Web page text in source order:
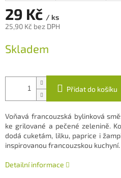
29 Kč / ks
25,90 Kč bez DPH
cena:
Skladem
Přidat do košíku
Voňavá francouzská bylinková
ke grilované a pečené zelenině.
dodá cuketám, lilku, paprice i
inspirovanou francouzskou kuchyní.
Detailní informace